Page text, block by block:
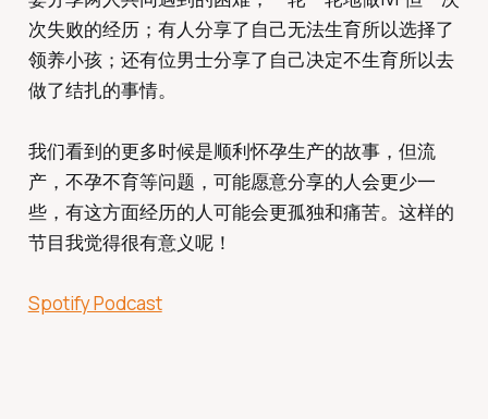
次失败的经历；有人分享了自己无法生育所以选择了
领养小孩；还有位男士分享了自己决定不生育所以去
做了结扎的事情。
我们看到的更多时候是顺利怀孕生产的故事，但流
产，不孕不育等问题，可能愿意分享的人会更少一
些，有这方面经历的人可能会更孤独和痛苦。这样的
节目我觉得很有意义呢！
Spotify Podcast